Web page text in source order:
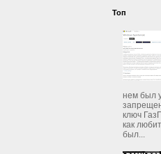
Топ
нем был
ключ
как
был...